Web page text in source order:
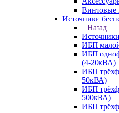
Винтовые
Источники
Назад
ИБП
ИБП
(4-20кВА)
ИБП
50кВА)
ИБП
500кВА)
ИБП